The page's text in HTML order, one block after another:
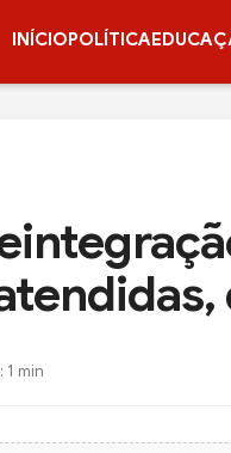
INÍCIOPOLÍTICA
1 min